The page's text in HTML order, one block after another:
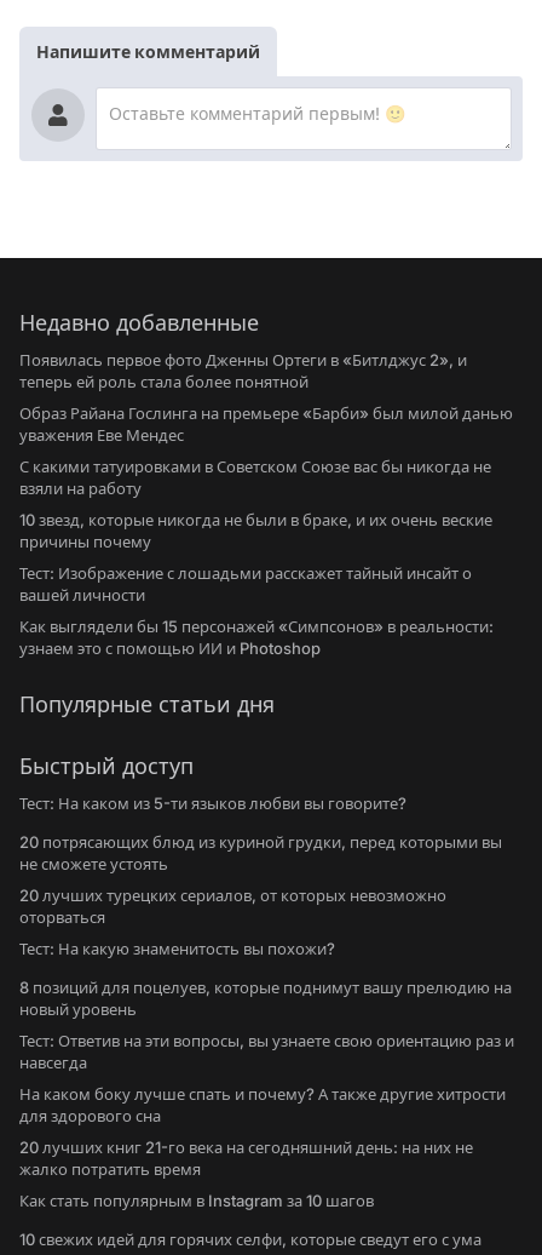
Напишите комментарий
Недавно добавленные
Появилась первое фото Дженны Ортеги в «Битлджус 2», и
теперь ей роль стала более понятной
Образ Райана Гослинга на премьере «Барби» был милой данью
уважения Еве Мендес
С какими татуировками в Советском Союзе вас бы никогда не
взяли на работу
10 звезд, которые никогда не были в браке, и их очень веские
причины почему
Тест: Изображение с лошадьми расскажет тайный инсайт о
вашей личности
Как выглядели бы 15 персонажей «Симпсонов» в реальности:
узнаем это с помощью ИИ и Photoshop
Популярные статьи дня
Быстрый доступ
Тест: На каком из 5-ти языков любви вы говорите?
20 потрясающих блюд из куриной грудки, перед которыми вы
не сможете устоять
20 лучших турецких сериалов, от которых невозможно
оторваться
Тест: На какую знаменитость вы похожи?
8 позиций для поцелуев, которые поднимут вашу прелюдию на
новый уровень
Тест: Ответив на эти вопросы, вы узнаете свою ориентацию раз и
навсегда
На каком боку лучше спать и почему? А также другие хитрости
для здорового сна
20 лучших книг 21-го века на сегодняшний день: на них не
жалко потратить время
Как стать популярным в Instagram за 10 шагов
10 свежих идей для горячих селфи, которые сведут его с ума